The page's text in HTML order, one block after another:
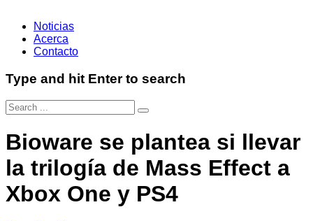
Noticias
Acerca
Contacto
Type and hit Enter to search
Bioware se plantea si llevar
la trilogía de Mass Effect a
Xbox One y PS4